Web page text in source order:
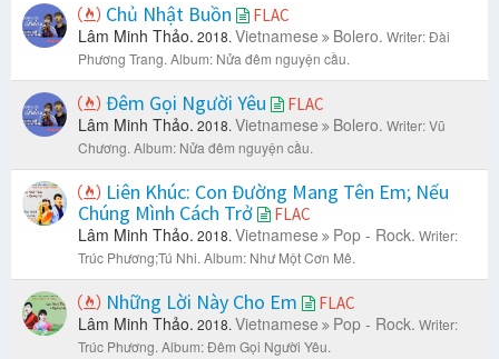
Chủ Nhật Buồn FLAC
Lâm Minh Thảo. 2018. Vietnamese Bolero. Writer: Đài
Phương Trang. Album: Nửa đêm nguyện cầu.
Đêm Gọi Người Yêu FLAC
Lâm Minh Thảo. 2018. Vietnamese Bolero. Writer: Vũ
Chương. Album: Nửa đêm nguyện cầu.
Liên Khúc: Con Đường Mang Tên Em; Nếu
Chúng Mình Cách Trở
FLAC
Lâm Minh Thảo. 2018. Vietnamese Pop - Rock. Writer:
Trúc Phương;Tú Nhi. Album: Như Một Cơn Mê.
Những Lời Này Cho Em FLAC
Lâm Minh Thảo. 2018. Vietnamese Pop - Rock. Writer:
Trúc Phương. Album: Đêm Gọi Người Yêu.